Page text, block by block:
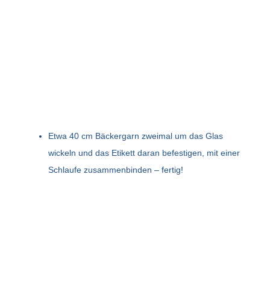
Etwa 40 cm Bäckergarn zweimal um das Glas
wickeln und das Etikett daran befestigen, mit einer
Schlaufe zusammenbinden – fertig!